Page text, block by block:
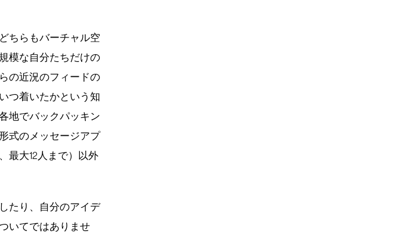
ちらもバーチャル空
模な自分たちだけの
の近況のフィードの
つ着いたかという知
地でバックパッキン
式のメッセージアプ
最大12人まで）以外
たり、自分のアイデ
いてではありませ